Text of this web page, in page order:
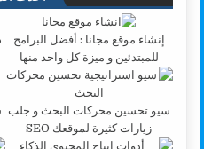
إنشاء موقع مجانا : أفضل البرامج
للمبتدئين و ميزة كل واحد منها
سيو تحسين محركات البحث و جلب
زيارات كثيرة لموقعك SEO